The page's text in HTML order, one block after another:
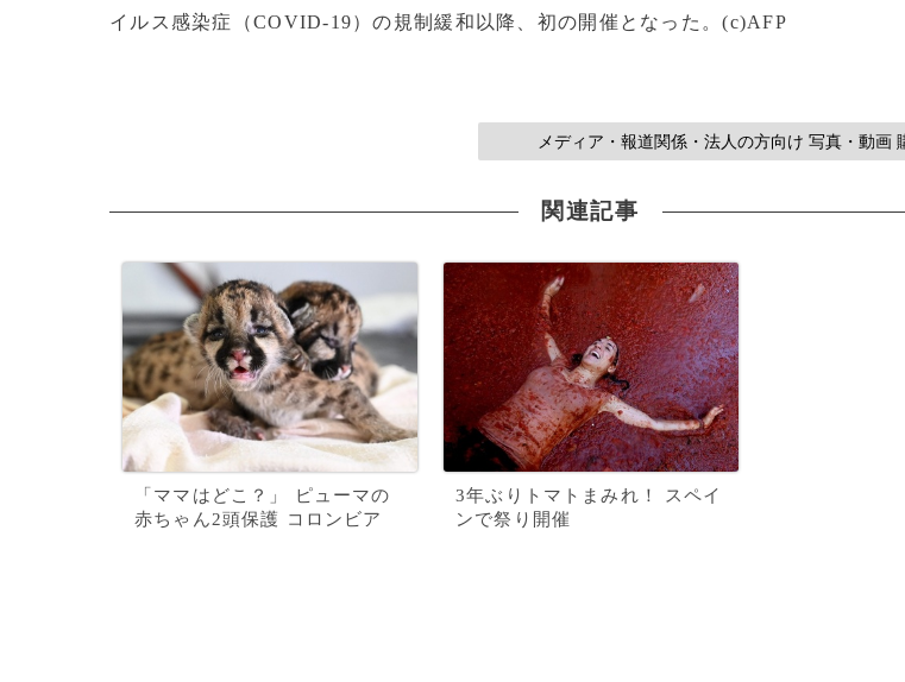
イルス感染症（COVID-19）の規制緩和以降、初の開催となった。(c)AFP
メディア・報道関係・法人の方向け 写真・動画
関連記事
「ママはどこ？」 ピューマの
赤ちゃん2頭保護 コロンビア
3年ぶりトマトまみれ！ スペイ
ンで祭り開催